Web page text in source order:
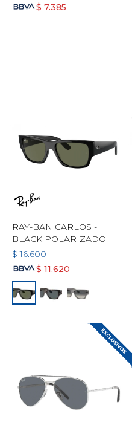
$ 7.385
RAY-BAN CARLOS -
BLACK POLARIZADO
$ 16.600
$ 11.620